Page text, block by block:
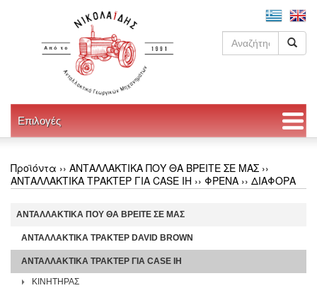
Επιλογές
Προϊόντα ›› ΑΝΤΑΛΛΑΚΤΙΚΑ ΠΟΥ ΘΑ ΒΡΕΙΤΕ ΣΕ ΜΑΣ ››
ΑΝΤΑΛΛΑΚΤΙΚΑ ΤΡΑΚΤΕΡ ΓΙΑ CASE IH ›› ΦΡΕΝΑ ›› ΔΙΑΦΟΡΑ
ΑΝΤΑΛΛΑΚΤΙΚΑ ΠΟΥ ΘΑ ΒΡΕΙΤΕ ΣΕ ΜΑΣ
ΑΝΤΑΛΛΑΚΤΙΚΑ ΤΡΑΚΤΕΡ DAVID BROWN
ΑΝΤΑΛΛΑΚΤΙΚΑ ΤΡΑΚΤΕΡ ΓΙΑ CASE IH
ΚΙΝΗΤΗΡΑΣ